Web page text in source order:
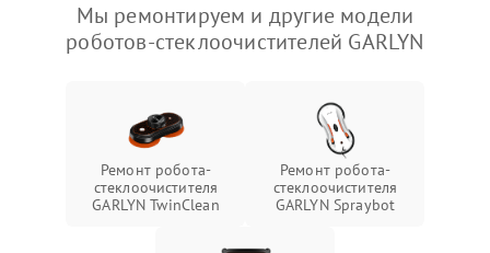
Мы ремонтируем и другие модели
роботов-стеклоочистителей GARLYN
Ремонт робота-
стеклоочистителя
GARLYN TwinClean
Ремонт робота-
стеклоочистителя
GARLYN Spraybot